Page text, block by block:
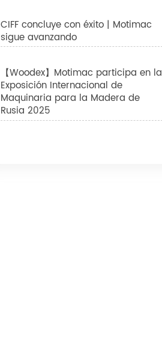
CIFF concluye con éxito | Motimac
sigue avanzando
【Woodex】Motimac participa en la
Exposición Internacional de
Maquinaria para la Madera de
Rusia 2025